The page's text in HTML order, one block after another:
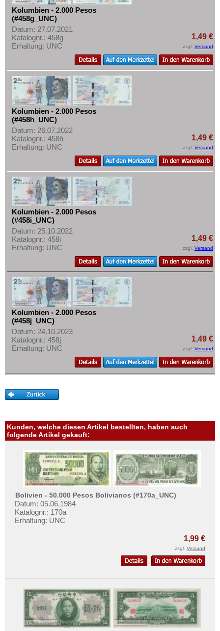
Kolumbien - 2.000 Pesos
(#458g_UNC)
Datum: 27.07.2021
Katalognr.: 458g
Erhaltung: UNC
1,49 €
zzgl. Versand
Kolumbien - 2.000 Pesos
(#458h_UNC)
Datum: 26.07.2022
Katalognr.: 458h
Erhaltung: UNC
1,49 €
zzgl. Versand
Kolumbien - 2.000 Pesos
(#458i_UNC)
Datum: 25.10.2022
Katalognr.: 458i
Erhaltung: UNC
1,49 €
zzgl. Versand
Kolumbien - 2.000 Pesos
(#458j_UNC)
Datum: 24.10.2023
Katalognr.: 458j
Erhaltung: UNC
1,49 €
zzgl. Versand
Kunden, welche diesen Artikel bestellten, haben auch
folgende Artikel gekauft:
Bolivien - 50.000 Pesos Bolivianos (#170a_UNC)
Datum: 05.06.1984
Katalognr.: 170a
Erhaltung: UNC
1,99 €
zzgl. Versand